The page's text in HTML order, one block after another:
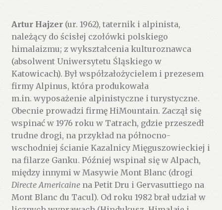
Artur Hajzer(ur. 1962), taternik i alpinista,
należący do ścisłej czołówki polskiego
himalaizmu; z wykształcenia kulturoznawca
(absolwent Uniwersytetu Śląskiego w
Katowicach). Był współzałożycielem i prezesem
firmy Alpinus, która produkowała
m.in. wyposażenie alpinistyczne i turystyczne.
Obecnie prowadzi firmę HiMountain. Zaczął się
wspinać w 1976 roku w Tatrach, gdzie przeszedł
trudne drogi, na przykład na północno-
wschodniej ścianie Kazalnicy Mięguszowieckiej i
na filarze Ganku. Później wspinał się w Alpach,
między innymi w Masywie Mont Blanc (drogi
Directe Americainena Petit Dru i Gervasuttiego na
Mont Blanc du Tacul). Od roku 1982 brał udział w